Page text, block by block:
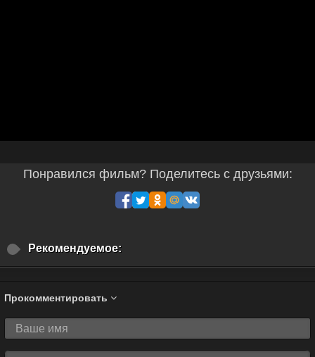
Понравился фильм? Поделитесь с друзьями:
Рекомендуемое:
Прокомментировать